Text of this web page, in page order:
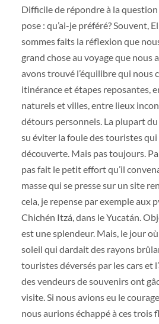
Difficile de répondre à la
pose : qu’ai-je préféré? Souvent,
sommes faits la réflexion que
grand chose au voyage que nous
avons trouvé l’équilibre qui nous
itinérance et étapes reposantes,
naturels et villes, entre lieux
détours personnels. La plupart
su éviter la foule des touristes
découverte. Mais pas toujours.
pas fait le petit effort qu’il
masse qui se presse sur un site
cela, je repense par exemple aux
Chichén Itzá, dans le Yucatán.
est une splendeur. Mais, le jour
soleil qui dardait des rayons
touristes déversés par les cars et
des vendeurs de souvenirs ont
visite. Si nous avions eu le
nous aurions échappé à ces trois